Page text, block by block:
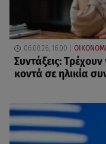
06.08.26, 16:00
Συντάξεις:
κοντά σε ηλικία